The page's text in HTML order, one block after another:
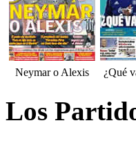
Neymar o Alexis ¿Qué
Los